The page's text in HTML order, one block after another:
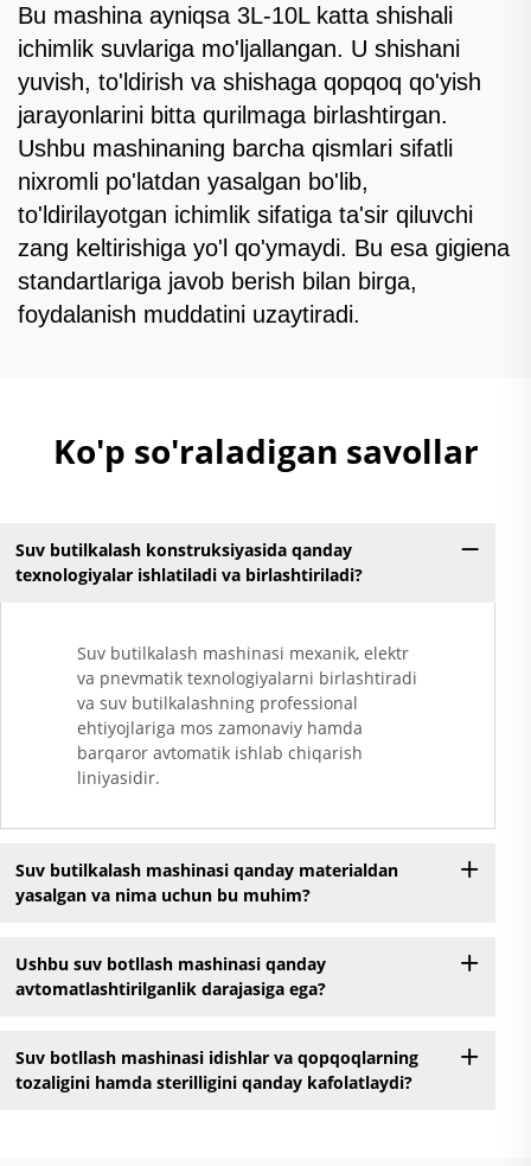
Bu mashina ayniqsa 3L-10L katta shishali
ichimlik suvlariga mo'ljallangan. U shishani
yuvish, to'ldirish va shishaga qopqoq qo'yish
jarayonlarini bitta qurilmaga birlashtirgan.
Ushbu mashinaning barcha qismlari sifatli
nixromli po'latdan yasalgan bo'lib,
to'ldirilayotgan ichimlik sifatiga ta'sir qiluvchi
zang keltirishiga yo'l qo'ymaydi. Bu esa gigiena
standartlariga javob berish bilan birga,
foydalanish muddatini uzaytiradi.
Ko'p so'raladigan savollar
Suv butilkalash konstruksiyasida qanday
texnologiyalar ishlatiladi va birlashtiriladi?
Suv butilkalash mashinasi mexanik, elektr
va pnevmatik texnologiyalarni birlashtiradi
va suv butilkalashning professional
ehtiyojlariga mos zamonaviy hamda
barqaror avtomatik ishlab chiqarish
liniyasidir.
Suv butilkalash mashinasi qanday materialdan
yasalgan va nima uchun bu muhim?
Ushbu suv botllash mashinasi qanday
avtomatlashtirilganlik darajasiga ega?
Suv botllash mashinasi idishlar va qopqoqlarning
tozaligini hamda sterilligini qanday kafolatlaydi?